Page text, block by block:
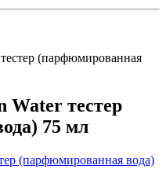
(парфюмированная
Water тестер
75 мл